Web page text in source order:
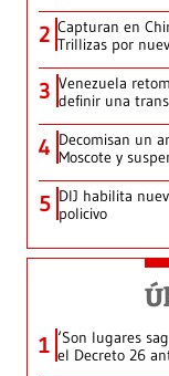
2 Capturan en
Trillizas por
3 Venezuela
definir una
4 Decomisan un
Moscote y
5 DIJ habilita
policivo
1 ‘Son lugares
el Decreto 26